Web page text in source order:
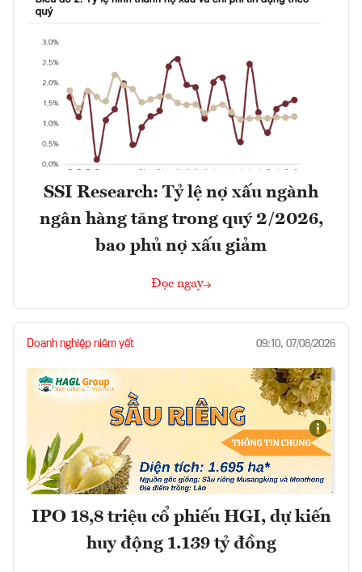
SSI Research: Tỷ lệ nợ xấu ngành
ngân hàng tăng trong quý 2/2026,
bao phủ nợ xấu giảm
Đọc ngay
Doanh nghiệp niêm yết 09:10, 07/08/2026
IPO 18,8 triệu cổ phiếu HGI, dự kiến
huy động 1.139 tỷ đồng